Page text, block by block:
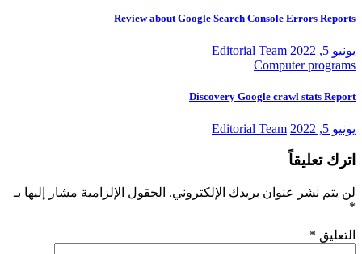
Review about Google Search Console Errors Reports
يونيو 5, 2022
Editorial Team
Computer programs
Discovery Google crawl stats Report
يونيو 5, 2022 Editorial Team
اترك تعليقاً
لن يتم نشر عنوان بريدك الإلكتروني. الحقول الإلزامية مشار إليها بـ
*
التعليق *